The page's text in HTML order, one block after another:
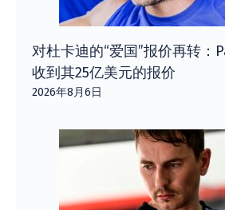
对杜卡迪的“爱国”报价再转：
收到其25亿美元的报价
2026年8月6日